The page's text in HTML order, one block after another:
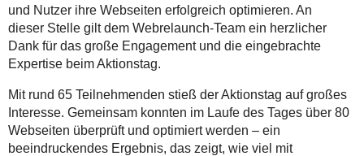
und Nutzer ihre Webseiten erfolgreich optimieren. An
dieser Stelle gilt dem Webrelaunch-Team ein herzlicher
Dank für das große Engagement und die eingebrachte
Expertise beim Aktionstag.
Mit rund 65 Teilnehmenden stieß der Aktionstag auf großes
Interesse. Gemeinsam konnten im Laufe des Tages über 80
Webseiten überprüft und optimiert werden – ein
beeindruckendes Ergebnis, das zeigt, wie viel mit